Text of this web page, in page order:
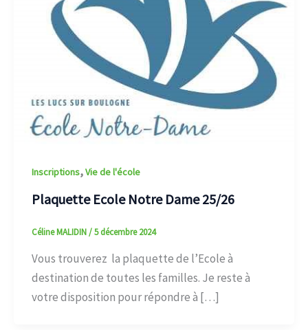
Inscriptions,Vie de l'école
Plaquette Ecole Notre Dame 25/26
Céline MALIDIN/5 décembre 2024
Vous trouverez la plaquette de l’Ecole à
destination de toutes les familles. Je reste à
votre disposition pour répondre à […]